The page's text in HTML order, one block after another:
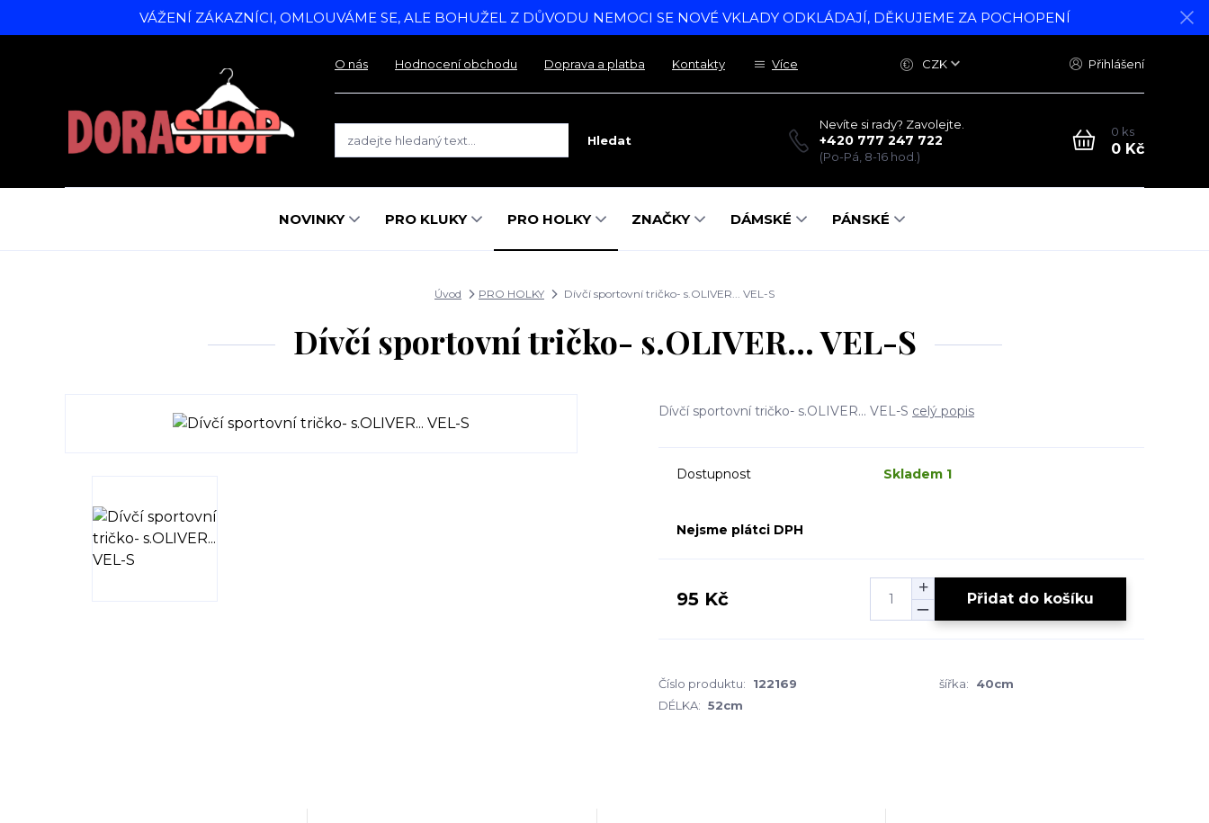
VÁŽENÍ ZÁKAZNÍCI, OMLOUVÁME SE, ALE BOHUŽEL Z DŮVODU NEMOCI SE NOVÉ VKLADY ODKLÁDAJÍ, DĚKUJEME ZA POCHOPENÍ
O nás Hodnocení obchodu Doprava a platba Kontakty Více CZK Přihlášení
Hledat
Nevíte si rady? Zavolejte.
+420 777 247 722
(Po-Pá, 8-16 hod.)
0 ks
0 Kč
NOVINKY PRO KLUKY PRO HOLKY ZNAČKY DÁMSKÉ PÁNSKÉ
Úvod PRO HOLKY Dívčí sportovní tričko- s.OLIVER... VEL-S
Dívčí sportovní tričko- s.OLIVER... VEL-S
Dívčí sportovní tričko- s.OLIVER... VEL-S celý popis
Dostupnost Skladem 1
Nejsme plátci DPH
95 Kč Přidat do košíku
Číslo produktu: 122169 šířka:
40cm
DÉLKA: 52cm